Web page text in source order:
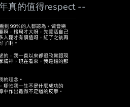
真的值得respect --